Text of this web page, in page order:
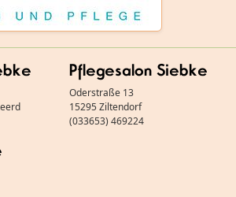
Pflegesalon Siebke
Oderstraße 13
15295 Ziltendorf
(033653) 469224